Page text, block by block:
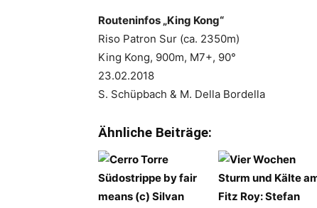
Routeninfos „King Kong“
Riso Patron Sur (ca. 2350m)
King Kong, 900m, M7+, 90°
23.02.2018
S. Schüpbach & M. Della Bordella
Ähnliche Beiträge: